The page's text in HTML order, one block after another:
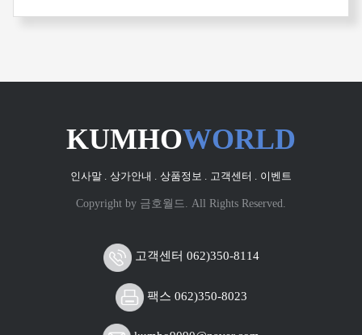
KUMHOWORLD
인사말 . 상가안내 . 상품정보 . 고객센터 . 이벤트
Copyright by 금호월드. All Rights Reserved.
고객센터 062)350-8114
팩스 062)350-8023